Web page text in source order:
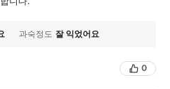
과숙정도 잘 익었어요
0